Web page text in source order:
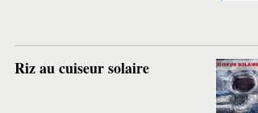
Riz au cuiseur solaire